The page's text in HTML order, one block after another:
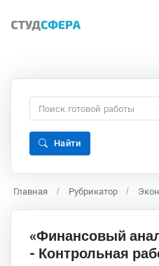
Найти
Главная Рубрикатор
«Финансовый
- Контрольная